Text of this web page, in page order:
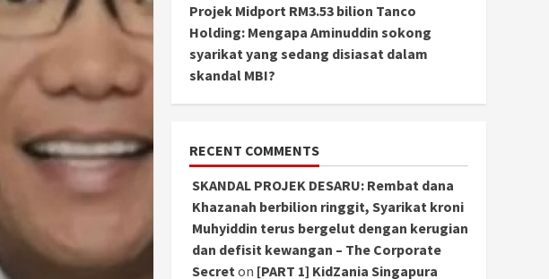
Projek Midport RM3.53 bilion Tanco
Holding: Mengapa Aminuddin sokong
syarikat yang sedang disiasat dalam
skandal MBI?
RECENT COMMENTS
SKANDAL PROJEK DESARU: Rembat dana
Khazanah berbilion ringgit, Syarikat kroni
Muhyiddin terus bergelut dengan kerugian
dan defisit kewangan – The Corporate
Secret on [PART 1] KidZania Singapura